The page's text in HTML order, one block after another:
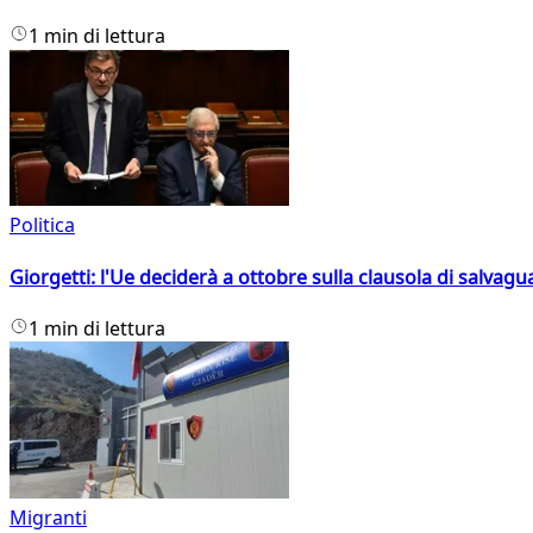
1 min di lettura
Politica
Giorgetti: l'Ue deciderà a ottobre sulla clausola di
1 min di lettura
Migranti